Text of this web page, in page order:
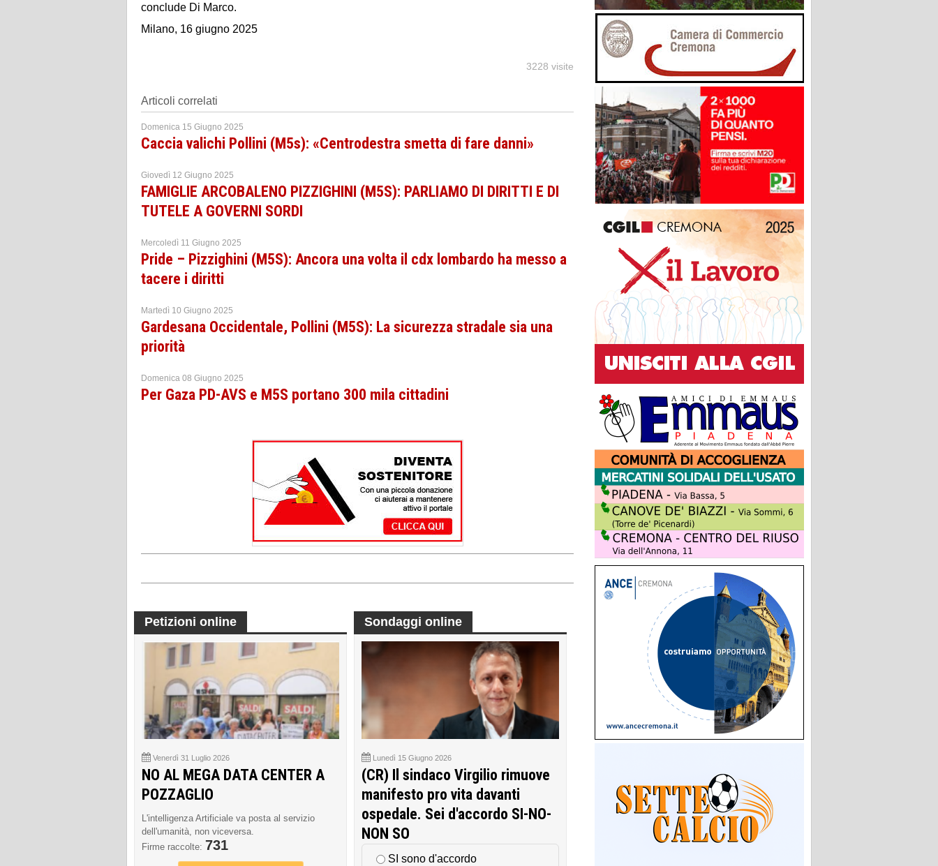
conclude Di Marco.
Milano, 16 giugno 2025
3228 visite
Articoli correlati
Domenica 15 Giugno 2025
Caccia valichi Pollini (M5s): «Centrodestra smetta di fare danni»
Giovedì 12 Giugno 2025
FAMIGLIE ARCOBALENO PIZZIGHINI (M5S): PARLIAMO DI DIRITTI E DI
TUTELE A GOVERNI SORDI
Mercoledì 11 Giugno 2025
Pride – Pizzighini (M5S): Ancora una volta il cdx lombardo ha messo a
tacere i diritti
Martedì 10 Giugno 2025
Gardesana Occidentale, Pollini (M5S): La sicurezza stradale sia una
priorità
Domenica 08 Giugno 2025
Per Gaza PD-AVS e M5S portano 300 mila cittadini
Petizioni online
Venerdì 31 Luglio 2026
NO AL MEGA DATA CENTER A
POZZAGLIO
L'intelligenza Artificiale va posta al servizio
dell'umanità, non viceversa.
Firme raccolte: 731
Sondaggi online
Lunedì 15 Giugno 2026
(CR) Il sindaco Virgilio rimuove
manifesto pro vita davanti
ospedale. Sei d'accordo SI-NO-
NON SO
SI sono d'accordo